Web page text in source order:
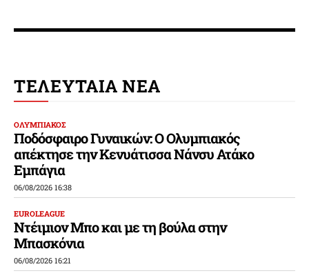
ΤΕΛΕΥΤΑΙΑ ΝΕΑ
ΟΛΥΜΠΙΑΚΟΣ
Ποδόσφαιρο Γυναικών: Ο Ολυμπιακός
απέκτησε την Κενυάτισσα Νάνσυ Ατάκο
Εμπάγια
06/08/2026 16:38
EUROLEAGUE
Ντέιμιον Μπο και με τη βούλα στην
Μπασκόνια
06/08/2026 16:21